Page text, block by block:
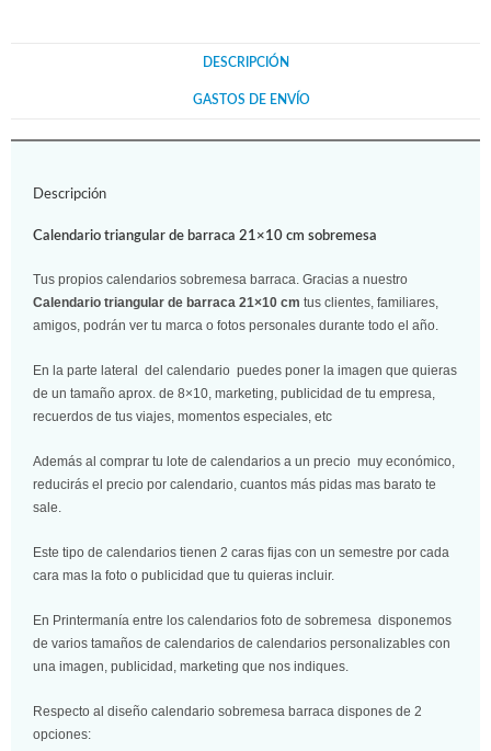
DESCRIPCIÓN
GASTOS DE ENVÍO
Descripción
Calendario triangular de barraca 21×10 cm sobremesa
Tus propios calendarios sobremesa barraca. Gracias a nuestro
Calendario triangular de barraca 21×10 cm tus clientes, familiares,
amigos, podrán ver tu marca o fotos personales durante todo el año.
En la parte lateral del calendario puedes poner la imagen que quieras
de un tamaño aprox. de 8×10, marketing, publicidad de tu empresa,
recuerdos de tus viajes, momentos especiales, etc
Además al comprar tu lote de calendarios a un precio muy económico,
reducirás el precio por calendario, cuantos más pidas mas barato te
sale.
Este tipo de calendarios tienen 2 caras fijas con un semestre por cada
cara mas la foto o publicidad que tu quieras incluir.
En Printermanía entre los calendarios foto de sobremesa disponemos
de varios tamaños de calendarios de calendarios personalizables con
una imagen, publicidad, marketing que nos indiques.
Respecto al diseño calendario sobremesa barraca dispones de 2
opciones: